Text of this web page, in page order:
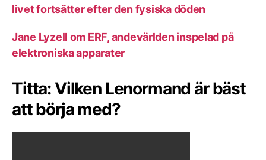
livet fortsätter efter den fysiska döden
Jane Lyzell om ERF, andevärlden inspelad på
elektroniska apparater
Titta: Vilken Lenormand är bäst
att börja med?